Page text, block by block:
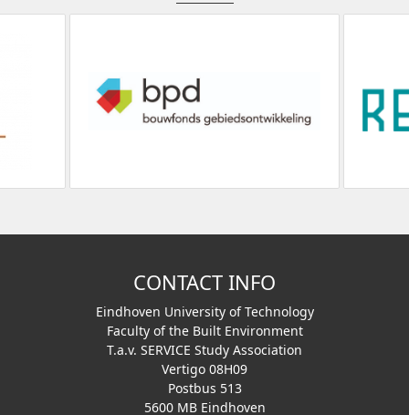
CONTACT INFO
Eindhoven University of Technology
Faculty of the Built Environment
T.a.v. SERVICE Study Association
Vertigo 08H09
Postbus 513
5600 MB Eindhoven